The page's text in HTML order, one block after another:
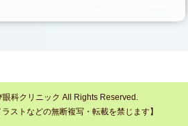
科クリニック All Rights Reserved.
ストなどの無断複写・転載を禁じます】